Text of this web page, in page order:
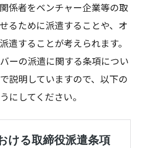
係者をベンチャー企業等の取
るために派遣することや、オ
遣することが考えられます。
ーの派遣に関する条項につい
説明していますので、以下の
にしてください。